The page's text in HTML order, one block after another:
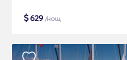
$629 /нощ